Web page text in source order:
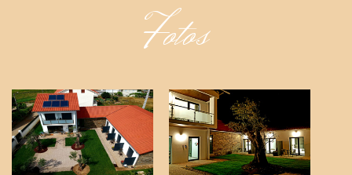
Fotos